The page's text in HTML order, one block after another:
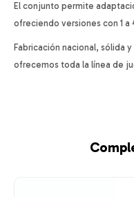
El conjunto permite
ofreciendo versiones con 1
Fabricación nacional, sólida
ofrecemos toda la línea de